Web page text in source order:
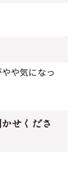
や気になっ
せくださ